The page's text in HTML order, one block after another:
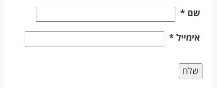
שם *
אימייל *